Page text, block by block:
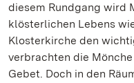
diesem Rundgang wird
klösterlichen Lebens
Klosterkirche den
verbrachten die
Gebet. Doch in den